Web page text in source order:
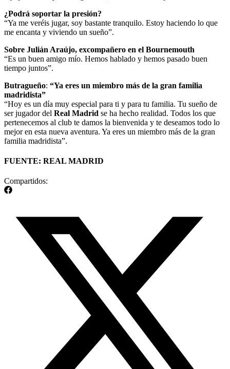
¿Podrá soportar la presión?
“Ya me veréis jugar, soy bastante tranquilo. Estoy haciendo lo que
me encanta y viviendo un sueño”.
Sobre Julián Araújo, excompañero en el Bournemouth
“Es un buen amigo mío. Hemos hablado y hemos pasado buen
tiempo juntos”.
Butragueño: “Ya eres un miembro más de la gran familia
madridista”
“Hoy es un día muy especial para ti y para tu familia. Tu sueño de
ser jugador del Real Madrid se ha hecho realidad. Todos los que
pertenecemos al club te damos la bienvenida y te deseamos todo lo
mejor en esta nueva aventura. Ya eres un miembro más de la gran
familia madridista”.
FUENTE: REAL MADRID
Compartidos: